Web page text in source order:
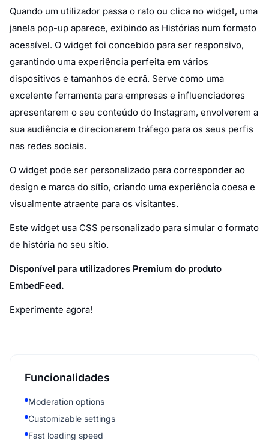
Quando um utilizador passa o rato ou clica no widget, uma
janela pop-up aparece, exibindo as Histórias num formato
acessível. O widget foi concebido para ser responsivo,
garantindo uma experiência perfeita em vários
dispositivos e tamanhos de ecrã. Serve como uma
excelente ferramenta para empresas e influenciadores
apresentarem o seu conteúdo do Instagram, envolverem a
sua audiência e direcionarem tráfego para os seus perfis
nas redes sociais.
O widget pode ser personalizado para corresponder ao
design e marca do sítio, criando uma experiência coesa e
visualmente atraente para os visitantes.
Este widget usa CSS personalizado para simular o formato
de história no seu sítio.
Disponível para utilizadores Premium do produto
EmbedFeed.
Experimente agora!
Funcionalidades
Moderation options
Customizable settings
Fast loading speed